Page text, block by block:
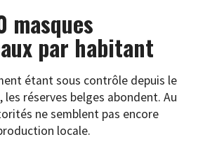
masques
par habitant
étant sous contrôle depuis le
les réserves belges abondent. Au
ne semblent pas encore
locale.